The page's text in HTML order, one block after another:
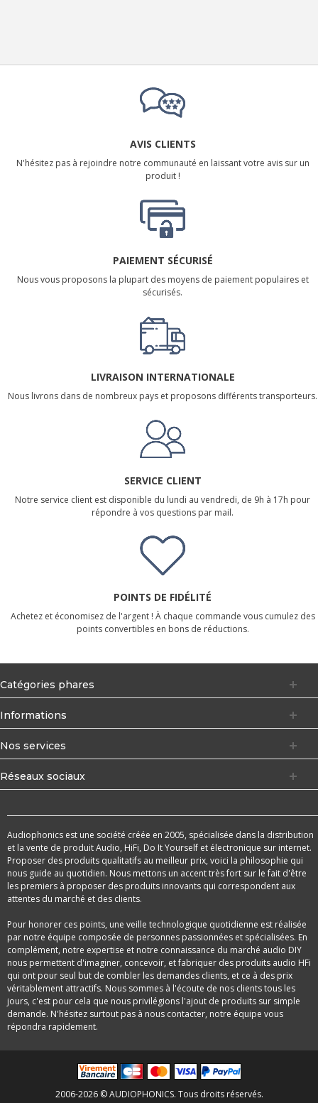
AVIS CLIENTS
N'hésitez pas à rejoindre notre communauté en laissant votre avis sur un
produit !
PAIEMENT SÉCURISÉ
Nous vous proposons la plupart des moyens de paiement populaires et
sécurisés.
LIVRAISON INTERNATIONALE
Nous livrons dans de nombreux pays et proposons différents transporteurs.
SERVICE CLIENT
Notre service client est disponible du lundi au vendredi, de 9h à 17h pour
répondre à vos questions par mail.
POINTS DE FIDÉLITÉ
Achetez et économisez de l'argent ! À chaque commande vous cumulez des
points convertibles en bons de réductions.
Catégories phares
Informations
Nos services
Réseaux sociaux
Audiophonics est une société créée en 2005, spécialisée dans la distribution
et la vente de produit Audio, HiFi, Do It Yourself et électronique sur internet.
Proposer des produits qualitatifs au meilleur prix, voici la philosophie qui
nous guide au quotidien. Nous mettons un accent très fort sur le fait d'être
les premiers à proposer des produits innovants qui correspondent aux
attentes du marché et des clients.
Pour honorer ces points, une veille technologique quotidienne est réalisée
par notre équipe composée de personnes passionnées et spécialisées. En
complément, notre expertise et notre connaissance du marché audio DIY
nous permettent d'imaginer, concevoir, et fabriquer des produits audio HFi
qui ont pour seul but de combler les demandes clients, et ce à des prix
véritablement attractifs. Nous sommes à l'écoute de nos clients tous les
jours, c'est pour cela que nous privilégions l'ajout de produits sur simple
demande. N'hésitez surtout pas à nous contacter, notre équipe vous
répondra rapidement.
2006-2026 © AUDIOPHONICS. Tous droits réservés.